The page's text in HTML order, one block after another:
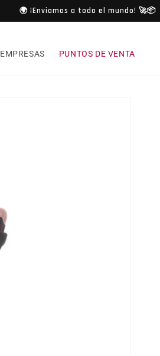
🌍 ¡Enviamos a todo el mundo! 🚀📦
EMPRESAS PUNTOS DE VENTA